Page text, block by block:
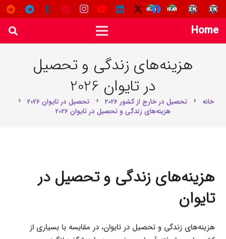
Home
هزینه‌های زندگی و تحصیل
در تایوان 2026
خانه chevron_right تحصیل در خارج از کشور 2026 chevron_right تحصیل در تایوان 2026 chevron_right
هزینه‌های زندگی و تحصیل در تایوان 2026
هزینه‌های زندگی و تحصیل در
تایوان
هزینه‌های زندگی و تحصیل در تایوان، در مقایسه با بسیاری از